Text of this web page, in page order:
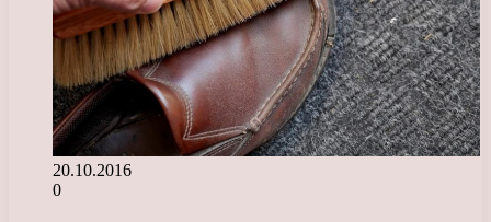
20.10.2016
0